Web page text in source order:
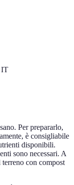
IT
Per prepararlo,
è consigliabile
disponibili.
sono necessari. A
con compost